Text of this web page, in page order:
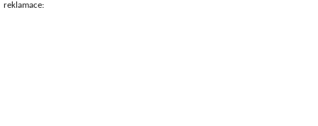
reklamace: